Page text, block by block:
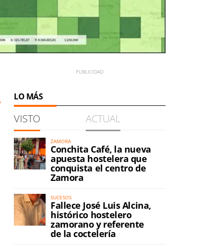
LO MÁS
VISTO ACTUAL
ZAMORA
Conchita Café, la nueva
apuesta hostelera que
conquista el centro de
Zamora
SUCESOS
Fallece José Luis Alcina,
histórico hostelero
zamorano y referente
de la coctelería